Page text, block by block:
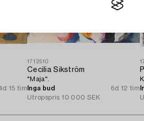
15 tim
1712510
Cecilia Sikström
"Maja".
Inga bud
6d 12 tim
Utropspris 10 000 SEK